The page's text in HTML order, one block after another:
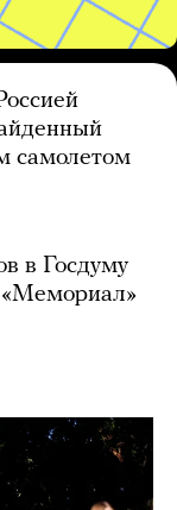
самолетом
в Госдуму
«Мемориал»